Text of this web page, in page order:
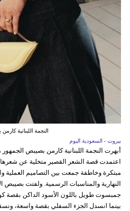
النجمة اللبنانية
بيروت - السعودية اليوم
أبهرت النجمة اللبنانية كارمن بصيبص
اعتمدت قصة الشعر القصير متخلية عن شعرها
مبتكرة وخاطفة جمعت بين التصاميم العملية
النهارية والمناسبات الرسمية. ولفتت بصيبص
جمبسوت طويل باللون الأسود الداكن بقصة
بينما انسدل الجزء السفلي بقصة واسعة،